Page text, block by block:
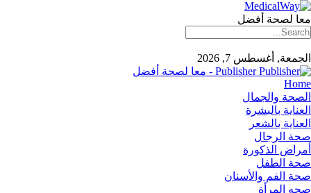
معا لصحة أفضل
الجمعة, أغسطس 7, 2026
Publisher - معا لصحة أفضل
Home
الصحة والجمال
العناية بالبشرة
العناية بالشعر
صحة الرجال
أمراض الذكورة
صحة الطفل
صحة الفم والأسنان
صحه المرأة